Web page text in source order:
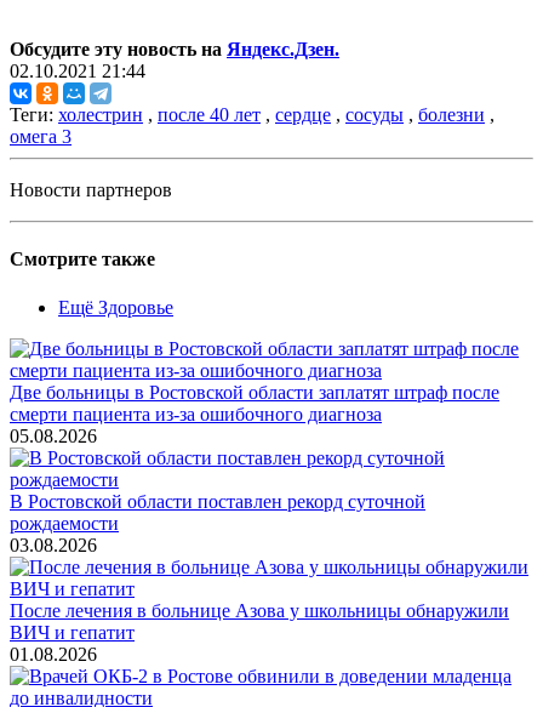
Обсудите эту новость на Яндекс.Дзен.
02.10.2021 21:44
Теги: холестрин , после 40 лет , сердце , сосуды , болезни ,
омега 3
Новости партнеров
Смотрите также
Ещё Здоровье
Две больницы в Ростовской области заплатят штраф после
смерти пациента из-за ошибочного диагноза
05.08.2026
В Ростовской области поставлен рекорд суточной
рождаемости
03.08.2026
После лечения в больнице Азова у школьницы обнаружили
ВИЧ и гепатит
01.08.2026